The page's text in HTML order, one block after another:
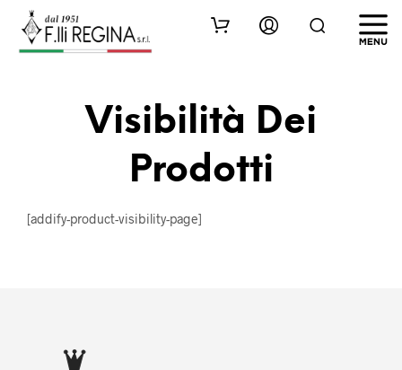
Visibilità Dei
Prodotti
[addify-product-visibility-page]